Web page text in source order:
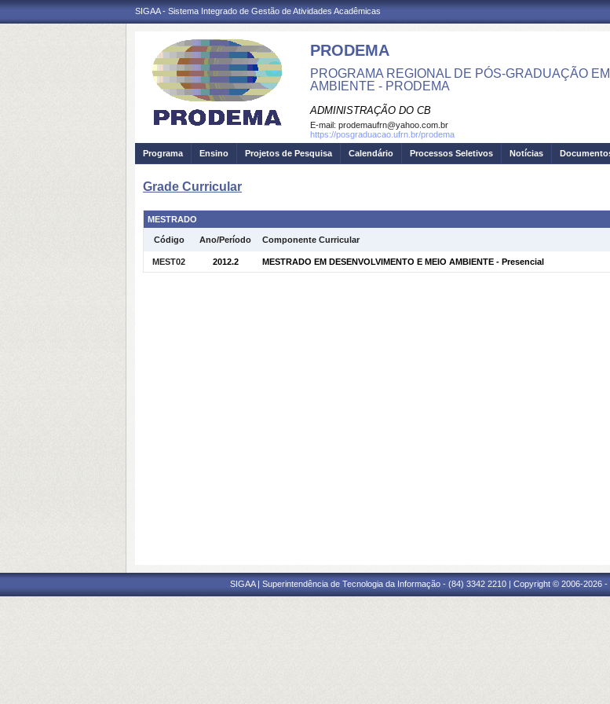
SIGAA - Sistema Integrado de Gestão de Atividades Acadêmicas
PRODEMA
PROGRAMA REGIONAL DE PÓS-GRADUAÇÃO
AMBIENTE - PRODEMA
ADMINISTRAÇÃO DO CB
E-mail: prodemaufrn@yahoo.com.br
https://posgraduacao.ufrn.br/prodema
Programa
Ensino Projetos de Pesquisa Calendário Processos Seletivos Notícias
Grade Curricular
MESTRADO
Código Ano/Período Componente Curricular
MEST02 2012.2 MESTRADO EM DESENVOLVIMENTO E MEIO AMBIENTE - Presencial
SIGAA | Superintendência de Tecnologia da Informação - (84) 3342 2210 | Copyright © 2006-2026